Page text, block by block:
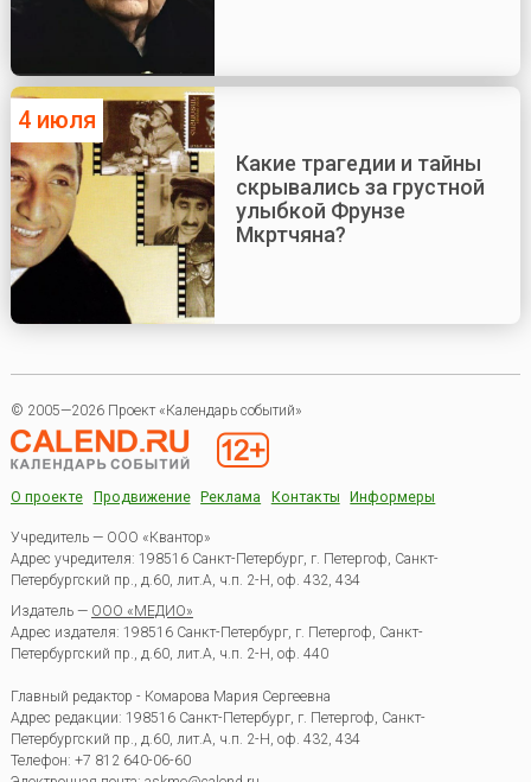
4 июля
Какие трагедии и тайны
скрывались за грустной
улыбкой Фрунзе
Мкртчяна?
© 2005—2026 Проект «Календарь событий»
О проекте Продвижение Реклама Контакты Информеры
Учредитель — ООО «Квантор»
Адрес учредителя: 198516 Санкт-Петербург, г. Петергоф, Санкт-
Петербургский пр., д.60, лит.А, ч.п. 2-Н, оф. 432, 434
Издатель — ООО «МЕДИО»
Адрес издателя: 198516 Санкт-Петербург, г. Петергоф, Санкт-
Петербургский пр., д.60, лит.А, ч.п. 2-Н, оф. 440
Главный редактор - Комарова Мария Сергеевна
Адрес редакции: 198516 Санкт-Петербург, г. Петергоф Санкт-
Петербургский пр., д.60, лит.А, ч.п. 2-Н, оф. 432, 434
Телефон: +7 812 640-06-60